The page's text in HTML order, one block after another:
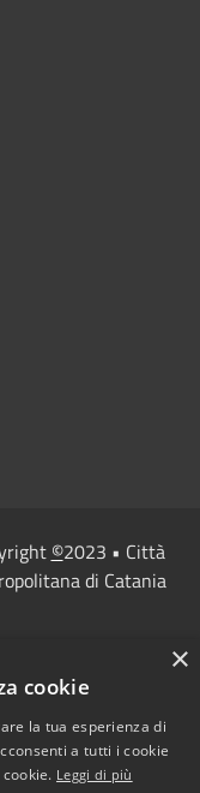
©2023 • Città
di Catania
×
cookie
la tua esperienza di
a tutti i cookie
Leggi di più